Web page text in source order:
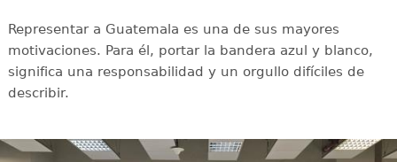
Representar a Guatemala es una de sus mayores
motivaciones. Para él, portar la bandera azul y blanco,
significa una responsabilidad y un orgullo difíciles de
describir.